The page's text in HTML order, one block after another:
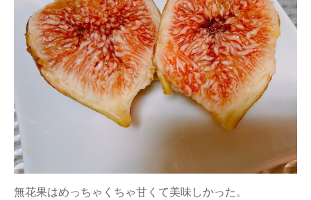
無花果はめっちゃくちゃ甘くて美味しかった。